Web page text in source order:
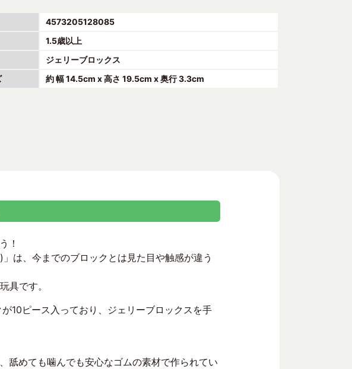
4573205128085
1.5歳以上
ジェリーブロックス
約 幅 14.5cm x 高さ 19.5cm x 奥行 3.3cm
！
は、今までのブロックとは見た目や触感が違う
具です。
10ピース入っており、ジェリーブロックスを手
舐めても噛んでも安心なゴムの素材で作られてい